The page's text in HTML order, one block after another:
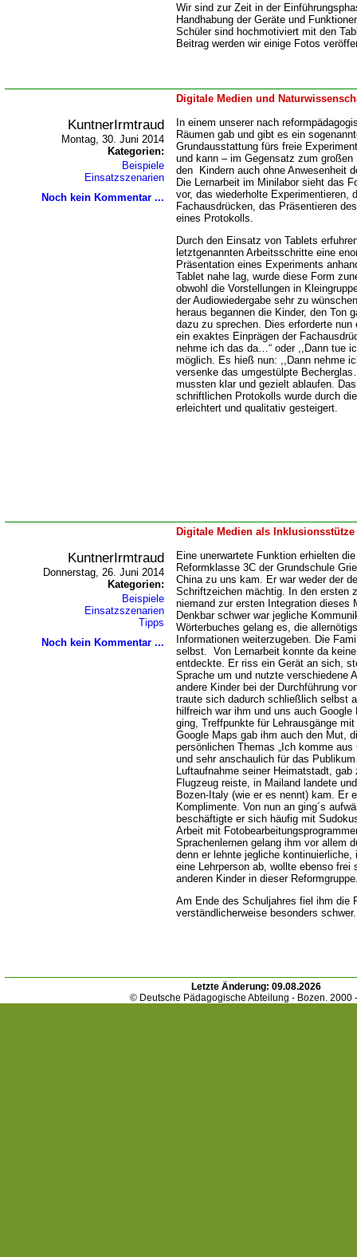
Wir sind zur Zeit in der
Handhabung der Geräte und
Schüler sind hochmotiviert mit den
Beitrag werden wir einige Fotos
Digitale Medien und
KuntnerIrmtraud
Montag, 30. Juni 2014
Kategorien:
Beispiele
Einsatzszenarien
Noch kein Kommentar ...
In einem unserer nach
Räumen gab und gibt es ein
Grundausstattung fürs freie
und kann – im Gegensatz zum
den Kindern auch ohne Anwesenheit
Die Lernarbeit im Minilabor sieht das
vor, das wiederholte Experimentieren,
Fachausdrücken, das Präsentieren
eines Protokolls.
Durch den Einsatz von Tablets
letztgenannten Arbeitsschritte eine
Präsentation eines Experiments
Tablet nahe lag, wurde diese Form
obwohl die Vorstellungen in
der Audiowiedergabe sehr zu
heraus begannen die Kinder, den Ton
dazu zu sprechen. Dies erforderte nun
ein exaktes Einprägen der
nehme ich das da…“ oder ,,Dann tue
möglich. Es hieß nun: ,,Dann nehme
versenke das umgestülpte
mussten klar und gezielt ablaufen.
schriftlichen Protokolls wurde durch
erleichtert und qualitativ gesteigert.
Digitale Medien als Inklusionsstütze
KuntnerIrmtraud
Donnerstag, 26. Juni 2014
Kategorien:
Beispiele
Einsatzszenarien
Tipps
Noch kein Kommentar ...
Eine unerwartete Funktion erhielten
Reformklasse 3C der Grundschule
China zu uns kam. Er war weder der
Schriftzeichen mächtig. In den ersten
niemand zur ersten Integration dieses
Denkbar schwer war jegliche
Wörterbuches gelang es, die
Informationen weiterzugeben. Die
selbst. Von Lernarbeit konnte da
entdeckte. Er riss ein Gerät an sich,
Sprache um und nutzte verschiedene
andere Kinder bei der Durchführung
traute sich dadurch schließlich selbst
hilfreich war ihm und uns auch
ging, Treffpunkte für Lehrausgänge
Google Maps gab ihm auch den Mut,
persönlichen Themas „Ich komme aus
und sehr anschaulich für das
Luftaufnahme seiner Heimatstadt,
Flugzeug reiste, in Mailand landete
Bozen-Italy (wie er es nennt) kam. Er
Komplimente. Von nun an ging´s
beschäftigte er sich häufig mit
Arbeit mit
Sprachenlernen gelang ihm vor allem
denn er lehnte jegliche
eine Lehrperson ab, wollte ebenso frei
anderen Kinder in dieser
Am Ende des Schuljahres fiel ihm die
verständlicherweise besonders schwer.
Letzte Änderung: 09.08.2026
© Deutsche Pädagogische Abteilung - Bozen. 2000